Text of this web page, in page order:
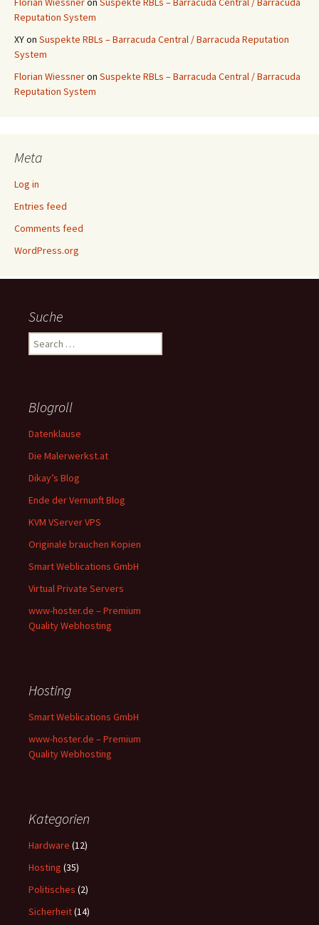
Reputation System
XYon Suspekte RBLs – Barracuda Central / Barracuda Reputation
System
Florian Wiessneron Suspekte RBLs – Barracuda Central / Barracuda
Reputation System
Meta
Log in
Entries feed
Comments feed
WordPress.org
Suche
Search
for:
Blogroll
Datenklause
Die Malerwerkst.at
Dikay’s Blog
Ende der Vernunft Blog
KVM VServer VPS
Originale brauchen Kopien
Smart Weblications GmbH
Virtual Private Servers
www-hoster.de – Premium
Quality Webhosting
Hosting
Smart Weblications GmbH
www-hoster.de – Premium
Quality Webhosting
Kategorien
Hardware (12)
Hosting (35)
Politisches (2)
Sicherheit(14)